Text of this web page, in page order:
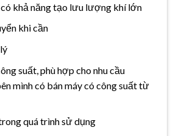
có khả năng tạo lưu lượng khí lớn
khi cần
suất, phù hợp cho nhu cầu
mình có bán máy có công suất từ
quá trình sử dụng